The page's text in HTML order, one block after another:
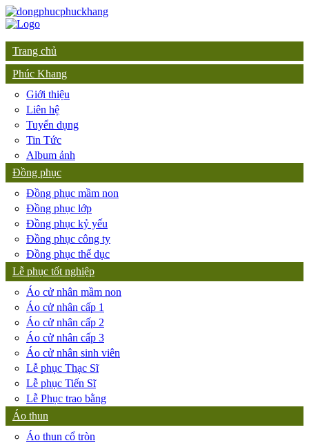
Trang chủ
Phúc Khang
Giới thiệu
Liên hệ
Tuyển dụng
Tin Tức
Album ảnh
Đồng phục
Đồng phục mầm non
Đồng phục lớp
Đồng phục kỷ yếu
Đồng phục công ty
Đồng phục thể dục
Lễ phục tốt nghiệp
Áo cử nhân mầm non
Áo cử nhân cấp 1
Áo cử nhân cấp 2
Áo cử nhân cấp 3
Áo cử nhân sinh viên
Lễ phục Thạc Sĩ
Lễ phục Tiến Sĩ
Lễ Phục trao bằng
Áo thun
Áo thun cổ tròn